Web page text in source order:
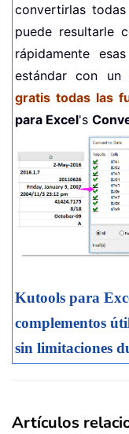
convertirlas
puede resultarle
rápidamente
estándar con un
gratis todas las
para Excel's
Kutools para
complementos
sin limitaciones
Artículos